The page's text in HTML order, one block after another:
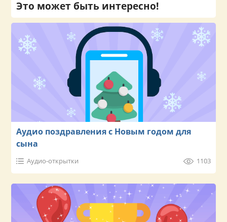
Это может быть интересно!
Аудио поздравления с Новым годом для
сына
Аудио-открытки 1103